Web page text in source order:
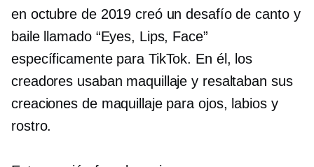
en octubre de 2019 creó un desafío de canto y
baile llamado “Eyes, Lips, Face”
específicamente para TikTok. En él, los
creadores usaban maquillaje y resaltaban sus
creaciones de maquillaje para ojos, labios y
rostro.